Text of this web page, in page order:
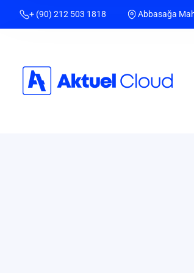
+ (90) 212 503 1818 Abbasağa